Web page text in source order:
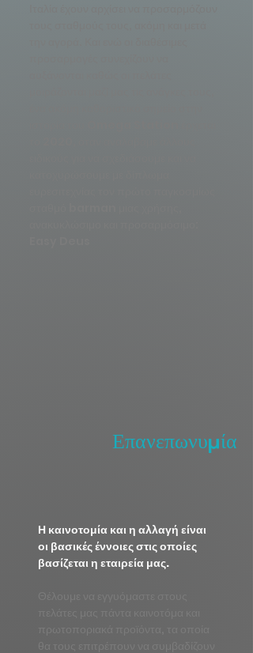
Επανεπωνυμία
Η καινοτομία και η αλλαγή είναι
οι βασικές έννοιες στις οποίες
βασίζεται η εταιρεία μας.